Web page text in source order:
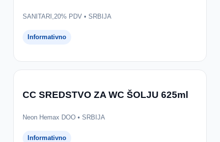
SANITARI,20% PDV • SRBIJA
Informativno
CC SREDSTVO ZA WC ŠOLJU 625ml
Neon Hemax DOO • SRBIJA
Informativno